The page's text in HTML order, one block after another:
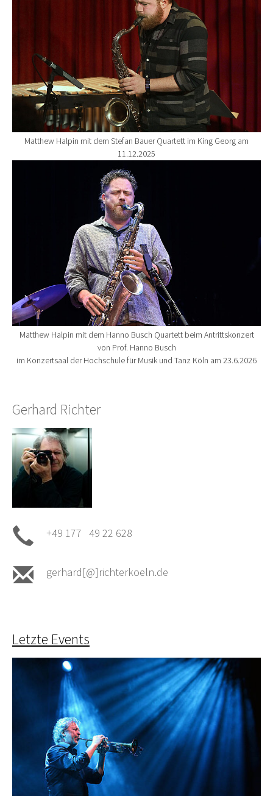
Matthew Halpin mit dem Stefan Bauer Quartett im King Georg am
11.12.2025
Show larger version for:
Matthew Halpin mit dem Hanno Busch Quartett beim Antrittskonzert
von Prof. Hanno Busch
im Konzertsaal der Hochschule für Musik und Tanz Köln am 23.6.2026
Gerhard Richter
+49 177 49 22 628
gerhard[@]richterkoeln.de
Letzte Events